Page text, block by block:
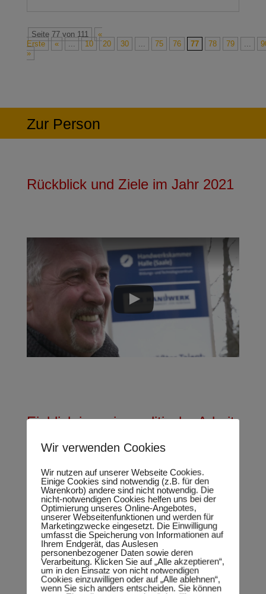
Seite 77 von 111
«
Erste
« ... 10 20 30 75 76 77 78 79
»
Zur Person
Rückblick und Ziele im Jahr 2021
Einblick in meine politische Arbeit
im Jahr 2014
Wir verwenden Cookies
Wir nutzen auf unserer Webseite Cookies.
Einige Cookies sind notwendig (z.B. für den
Warenkorb) andere sind nicht notwendig. Die
nicht-notwendigen Cookies helfen uns bei der
Optimierung unseres Online-Angebotes,
unserer Webseitenfunktionen und werden für
Marketingzwecke eingesetzt. Die Einwilligung
umfasst die Speicherung von Informationen auf
Ihrem Endgerät, das Auslesen
personenbezogener Daten sowie deren
Verarbeitung. Klicken Sie auf „Alle akzeptieren“,
um in den Einsatz von nicht notwendigen
Cookies einzuwilligen oder auf „Alle ablehnen“,
wenn Sie sich anders entscheiden. Sie können